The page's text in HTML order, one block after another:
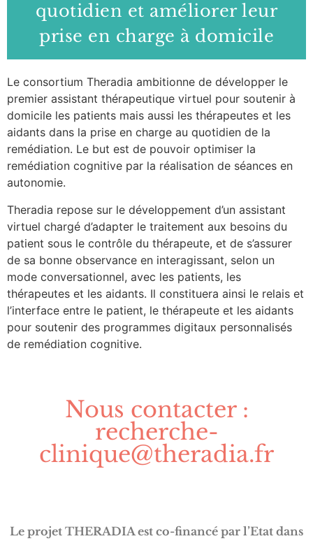
quotidien et améliorer leur
prise en charge à domicile
Le consortium Theradia ambitionne de développer le
premier assistant thérapeutique virtuel pour soutenir à
domicile les patients mais aussi les thérapeutes et les
aidants dans la prise en charge au quotidien de la
remédiation. Le but est de pouvoir optimiser la
remédiation cognitive par la réalisation de séances en
autonomie.
Theradia repose sur le développement d’un assistant
virtuel chargé d’adapter le traitement aux besoins du
patient sous le contrôle du thérapeute, et de s’assurer
de sa bonne observance en interagissant, selon un
mode conversationnel, avec les patients, les
thérapeutes et les aidants. Il constituera ainsi le relais et
l’interface entre le patient, le thérapeute et les aidants
pour soutenir des programmes digitaux personnalisés
de remédiation cognitive.
Nous contacter :
recherche-
clinique@theradia.fr
Le projet THERADIA est co-financé par l’Etat dans